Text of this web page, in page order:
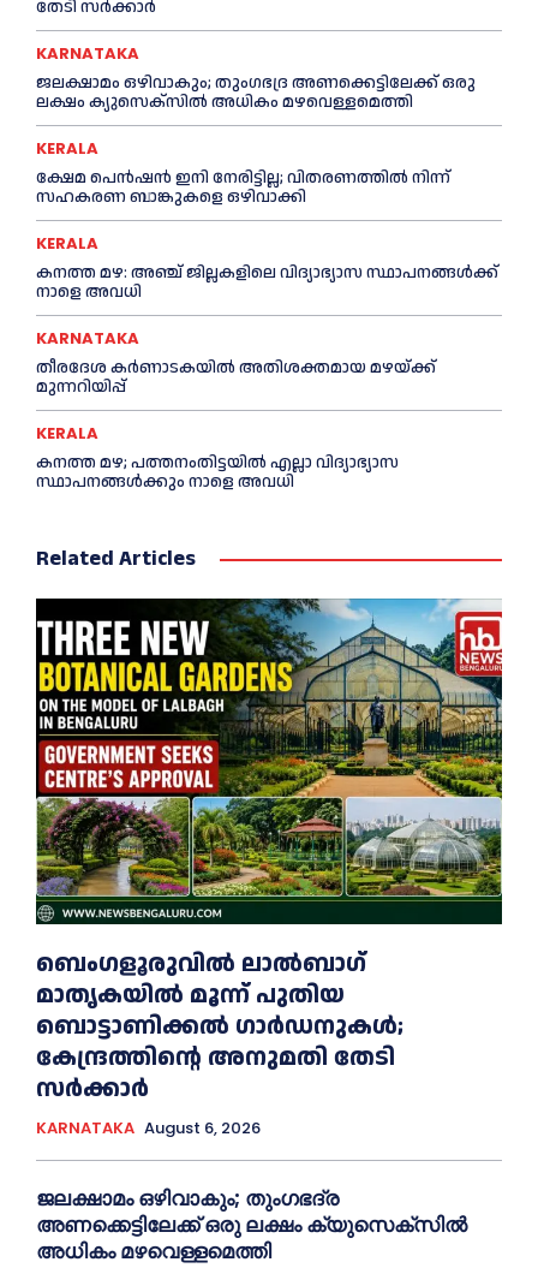
തേടി സർക്കാർ
KARNATAKA
ജലക്ഷാമം ഒഴിവാകും; തുംഗഭദ്ര അണക്കെട്ടിലേക്ക് ഒരു
ലക്ഷം ക്യുസെക്സില്‍ അധികം മഴവെള്ളമെത്തി
KERALA
ക്ഷേമ പെൻഷൻ ഇനി നേരിട്ടില്ല; വിതരണത്തിൽ നിന്ന്
സഹകരണ ബാങ്കുകളെ ഒഴിവാക്കി
KERALA
കനത്ത മഴ: അഞ്ച് ജില്ലകളിലെ വിദ്യാഭ്യാസ സ്ഥാപനങ്ങൾക്ക്
നാളെ അവധി
KARNATAKA
തീരദേശ കർണാടകയിൽ അതിശക്തമായ മഴയ്ക്ക്
മുന്നറിയിപ്പ്
KERALA
കനത്ത മഴ; പത്തനംതിട്ടയില്‍ എല്ലാ വിദ്യാഭ്യാസ
സ്ഥാപനങ്ങള്‍ക്കും നാളെ അവധി
Related Articles
ബെംഗളൂരുവിൽ ലാൽബാഗ്
മാതൃകയിൽ മൂന്ന് പുതിയ
ബൊട്ടാണിക്കൽ ഗാർഡനുകൾ;
കേന്ദ്രത്തിന്റെ അനുമതി തേടി
സർക്കാർ
KARNATAKA August 6, 2026
ജലക്ഷാമം ഒഴിവാകും; തുംഗഭദ്ര
അണക്കെട്ടിലേക്ക് ഒരു ലക്ഷം ക്യുസെക്സില്‍
അധികം മഴവെള്ളമെത്തി